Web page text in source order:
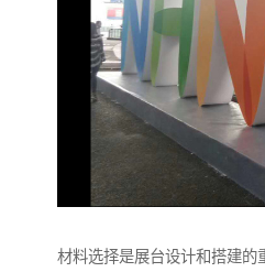
材料选择是展台设计和搭建的